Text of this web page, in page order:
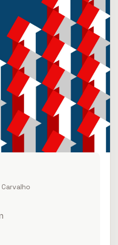
do
nos EUA